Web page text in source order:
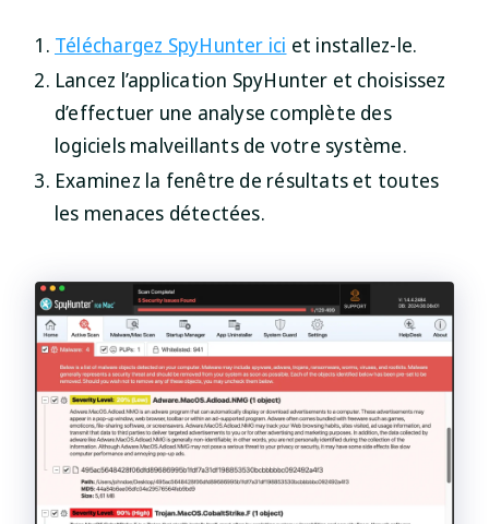
Téléchargez SpyHunter ici et installez-le.
Lancez l’application SpyHunter et choisissez
d’effectuer une analyse complète des
logiciels malveillants de votre système.
Examinez la fenêtre de résultats et toutes
les menaces détectées.